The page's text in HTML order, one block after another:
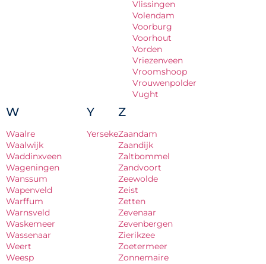
Vlissingen
Volendam
Voorburg
Voorhout
Vorden
Vriezenveen
Vroomshoop
Vrouwenpolder
Vught
W
Waalre
Waalwijk
Waddinxveen
Wageningen
Wanssum
Wapenveld
Warffum
Warnsveld
Waskemeer
Wassenaar
Weert
Weesp
Y
Yerseke
Z
Zaandam
Zaandijk
Zaltbommel
Zandvoort
Zeewolde
Zeist
Zetten
Zevenaar
Zevenbergen
Zierikzee
Zoetermeer
Zonnemaire